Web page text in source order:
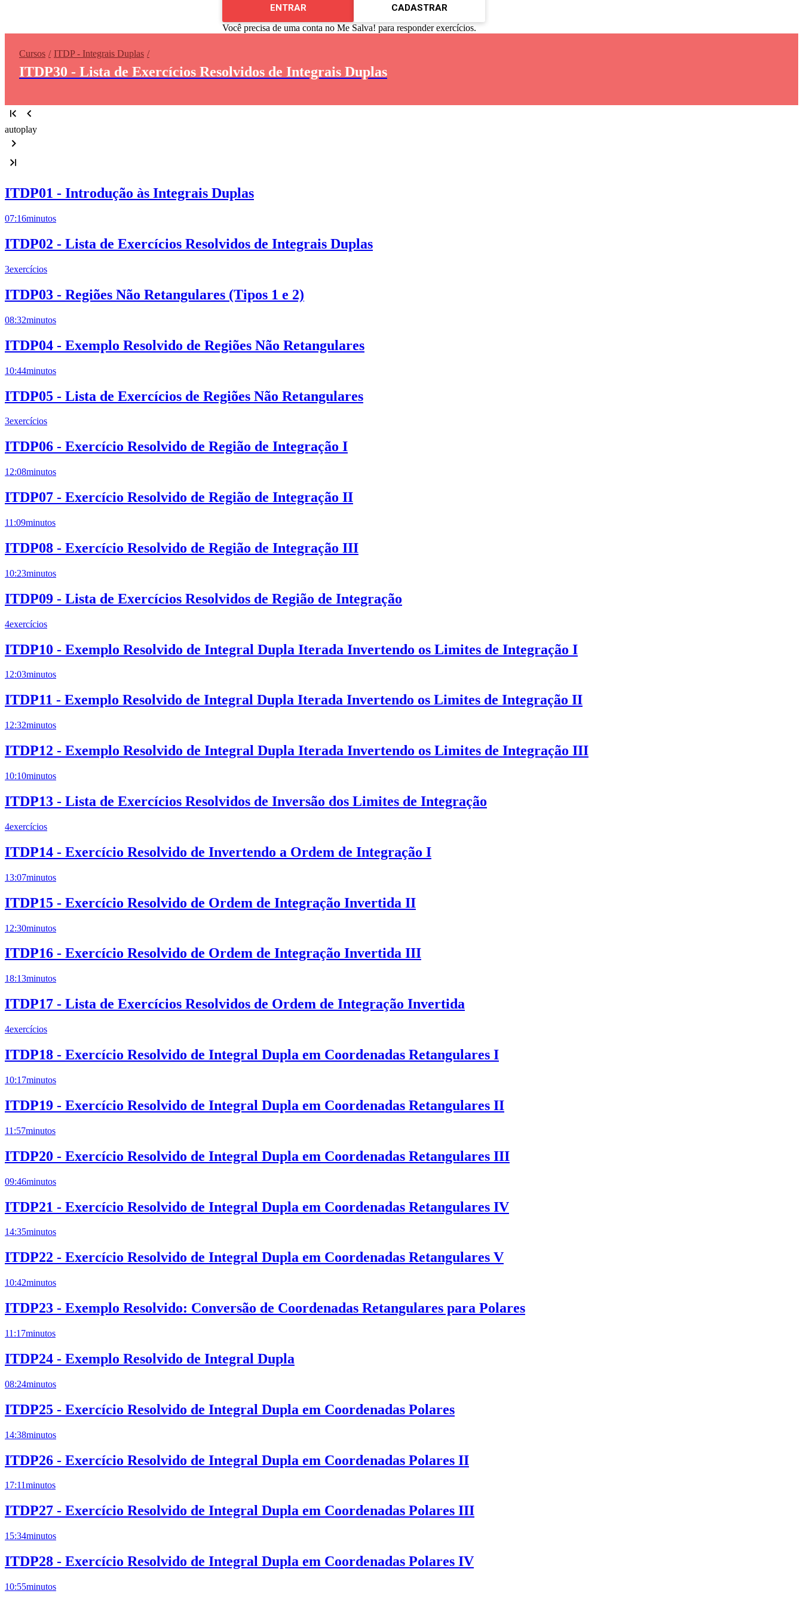
ENTRAR CADASTRAR
Você precisa de uma conta no Me Salva! para responder exercícios.
Cursos ITDP - Integrais Duplas
ITDP30 - Lista de Exercícios Resolvidos de Integrais Duplas
autoplay
ITDP01 - Introdução às Integrais Duplas
07:16minutos
ITDP02 - Lista de Exercícios Resolvidos de Integrais Duplas
3exercícios
ITDP03 - Regiões Não Retangulares (Tipos 1 e 2)
08:32minutos
ITDP04 - Exemplo Resolvido de Regiões Não Retangulares
10:44minutos
ITDP05 - Lista de Exercícios de Regiões Não Retangulares
3exercícios
ITDP06 - Exercício Resolvido de Região de Integração I
12:08minutos
ITDP07 - Exercício Resolvido de Região de Integração II
11:09minutos
ITDP08 - Exercício Resolvido de Região de Integração III
10:23minutos
ITDP09 - Lista de Exercícios Resolvidos de Região de Integração
4exercícios
ITDP10 - Exemplo Resolvido de Integral Dupla Iterada Invertendo os Limites de Integração I
12:03minutos
ITDP11 - Exemplo Resolvido de Integral Dupla Iterada Invertendo os Limites de Integração II
12:32minutos
ITDP12 - Exemplo Resolvido de Integral Dupla Iterada Invertendo os Limites de Integração III
10:10minutos
ITDP13 - Lista de Exercícios Resolvidos de Inversão dos Limites de Integração
4exercícios
ITDP14 - Exercício Resolvido de Invertendo a Ordem de Integração I
13:07minutos
ITDP15 - Exercício Resolvido de Ordem de Integração Invertida II
12:30minutos
ITDP16 - Exercício Resolvido de Ordem de Integração Invertida III
18:13minutos
ITDP17 - Lista de Exercícios Resolvidos de Ordem de Integração Invertida
4exercícios
ITDP18 - Exercício Resolvido de Integral Dupla em Coordenadas Retangulares I
10:17minutos
ITDP19 - Exercício Resolvido de Integral Dupla em Coordenadas Retangulares II
11:57minutos
ITDP20 - Exercício Resolvido de Integral Dupla em Coordenadas Retangulares III
09:46minutos
ITDP21 - Exercício Resolvido de Integral Dupla em Coordenadas Retangulares IV
14:35minutos
ITDP22 - Exercício Resolvido de Integral Dupla em Coordenadas Retangulares V
10:42minutos
ITDP23 - Exemplo Resolvido: Conversão de Coordenadas Retangulares para Polares
11:17minutos
ITDP24 - Exemplo Resolvido de Integral Dupla
08:24minutos
ITDP25 - Exercício Resolvido de Integral Dupla em Coordenadas Polares
14:38minutos
ITDP26 - Exercício Resolvido de Integral Dupla em Coordenadas Polares II
17:11minutos
ITDP27 - Exercício Resolvido de Integral Dupla em Coordenadas Polares III
15:34minutos
ITDP28 - Exercício Resolvido de Integral Dupla em Coordenadas Polares IV
10:55minutos